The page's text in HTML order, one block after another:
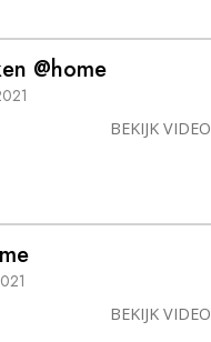
@home
BEKIJK VIDEO
BEKIJK VIDEO